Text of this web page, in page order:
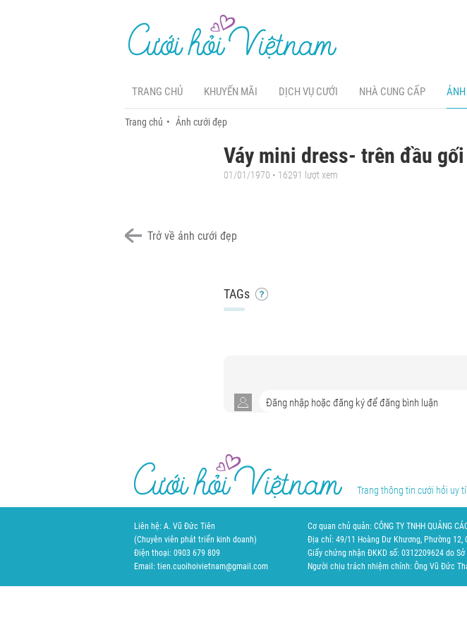
TRANG CHỦ KHUYẾN MÃI DỊCH VỤ CƯỚI NHÀ CUNG CẤP
Trang chủ Ảnh cưới đẹp
Váy mini dress- trên đầu gối
01/01/1970 • 16291 lượt xem
Trở về ảnh cưới đẹp
TAGs
Trang thông tin cưới hỏi uy
Liên hệ: A. Vũ Đức Tiên
(Chuyên viên phát triển kinh doanh)
Điện thoại: 0903 679 809
Email: tien.cuoihoivietnam@gmail.com
Cơ quan chủ quản: CÔNG TY TNHH QUẢNG
Địa chỉ: 49/11 Hoàng Dư Khương, Phường 12,
Giấy chứng nhận ĐKKD số: 0312209624 do
Người chịu trách nhiệm chính: Ông Vũ Đức